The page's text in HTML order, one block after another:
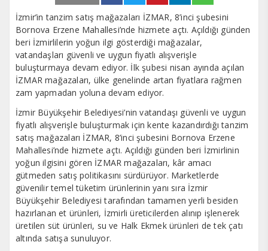
İzmir’in tanzim satış mağazaları İZMAR, 8’inci şubesini
Bornova Erzene Mahallesi’nde hizmete açtı. Açıldığı günden
beri İzmirlilerin yoğun ilgi gösterdiği mağazalar,
vatandaşları güvenli ve uygun fiyatlı alışverişle
buluşturmaya devam ediyor. İlk şubesi nisan ayında açılan
İZMAR mağazaları, ülke genelinde artan fiyatlara rağmen
zam yapmadan yoluna devam ediyor.
İzmir Büyükşehir Belediyesi’nin vatandaşı güvenli ve uygun
fiyatlı alışverişle buluşturmak için kente kazandırdığı tanzim
satış mağazaları İZMAR, 8’inci şubesini Bornova Erzene
Mahallesi’nde hizmete açtı. Açıldığı günden beri İzmirlinin
yoğun ilgisini gören İZMAR mağazaları, kâr amacı
gütmeden satış politikasını sürdürüyor. Marketlerde
güvenilir temel tüketim ürünlerinin yanı sıra İzmir
Büyükşehir Belediyesi tarafından tamamen yerli besiden
hazırlanan et ürünleri, İzmirli üreticilerden alınıp işlenerek
üretilen süt ürünleri, su ve Halk Ekmek ürünleri de tek çatı
altında satışa sunuluyor.